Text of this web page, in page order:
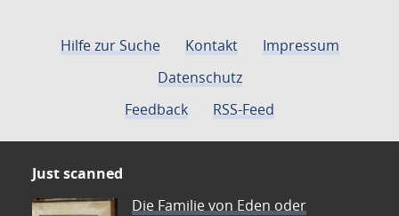
Hilfe zur Suche Kontakt
Impressum
Datenschutz
Feedback
RSS-Feed
Just scanned
Die Familie von Eden oder